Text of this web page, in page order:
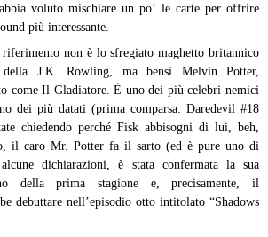
voluto mischiare un po’ le carte per offrire
più interessante.
non è lo sfregiato maghetto britannico
J.K. Rowling, ma bensì Melvin Potter,
come Il Gladiatore. È uno dei più celebri nemici
dei più datati (prima comparsa: Daredevil #18
chiedendo perché Fisk abbisogni di lui, beh,
il caro Mr. Potter fa il sarto (ed è pure uno di
dichiarazioni, è stata confermata la sua
della prima stagione e, precisamente, il
debuttare nell’episodio otto intitolato “Shadows